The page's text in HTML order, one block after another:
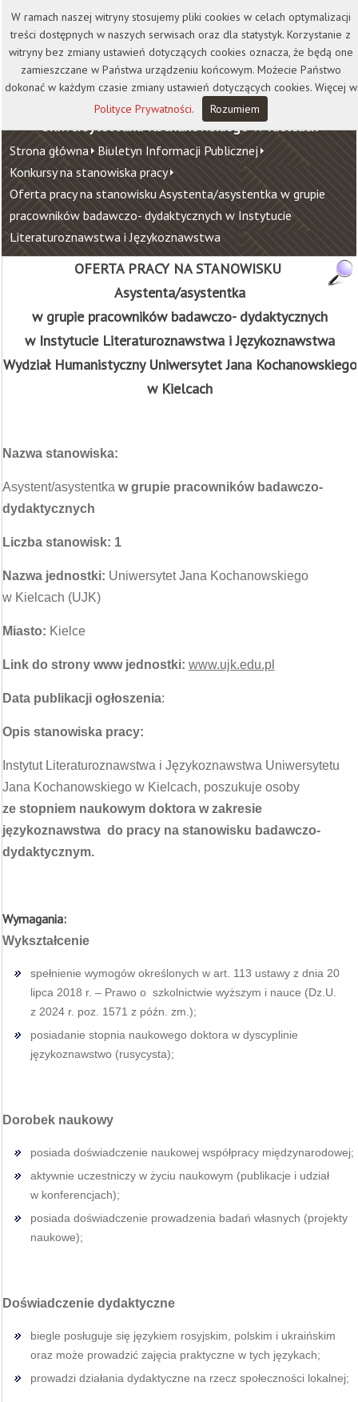
Kontakt Biblioteka
Wydawnictwo
Wirtualna Uczelnia
Uniwersytet Jana Kochanowskiego w Kielcach
Strona główna Biuletyn Informacji Publicznej
Konkursy na stanowiska pracy
Oferta pracy na stanowisku Asystenta/asystentka w grupie
pracowników badawczo- dydaktycznych w Instytucie
Literaturoznawstwa i Językoznawstwa
OFERTA PRACY NA STANOWISKU
Asystenta/asystentka
w grupie pracowników badawczo- dydaktycznych
w Instytucie Literaturoznawstwa i Językoznawstwa
Wydział Humanistyczny Uniwersytet Jana Kochanowskiego
w Kielcach
Nazwa stanowiska:
Asystent/asystentka w grupie pracowników badawczo-
dydaktycznych
Liczba stanowisk: 1
Nazwa jednostki: Uniwersytet Jana Kochanowskiego
w Kielcach (UJK)
Miasto: Kielce
Link do strony www jednostki: www.ujk.edu.pl
Data publikacji ogłoszenia:
Opis stanowiska pracy:
Instytut Literaturoznawstwa i Językoznawstwa Uniwersytetu
Jana Kochanowskiego w Kielcach, poszukuje osoby
ze stopniem naukowym doktora w zakresie
językoznawstwa do pracy na stanowisku badawczo-
dydaktycznym.
Wymagania:
Wykształcenie
spełnienie wymogów określonych w art. 113 ustawy z dnia 20
lipca 2018 r. – Prawo o szkolnictwie wyższym i nauce (Dz.U.
z 2024 r. poz. 1571 z późn. zm.);
posiadanie stopnia naukowego doktora w dyscyplinie
językoznawstwo (rusycysta);
Dorobek naukowy
posiada doświadczenie naukowej współpracy międzynarodowej;
aktywnie uczestniczy w życiu naukowym (publikacje i udział
w konferencjach);
posiada doświadczenie prowadzenia badań własnych (projekty
naukowe);
Doświadczenie dydaktyczne
biegle posługuje się językiem rosyjskim, polskim i ukraińskim
oraz może prowadzić zajęcia praktyczne w tych językach;
prowadzi działania dydaktyczne na rzecz społeczności lokalnej;
W ramach naszej witryny stosujemy pliki cookies w celach optymalizacji
treści dostępnych w naszych serwisach oraz dla statystyk. Korzystanie z
witryny bez zmiany ustawień dotyczących cookies oznacza, że będą one
zamieszczane w Państwa urządzeniu końcowym. Możecie Państwo
dokonać w każdym czasie zmiany ustawień dotyczących cookies. Więcej w
Polityce Prywatności. Rozumiem